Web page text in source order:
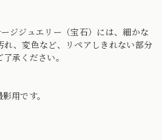
ジジュエリー（宝石）には、細かな
、変色など、リペアしきれない部分
承ください。
用です。